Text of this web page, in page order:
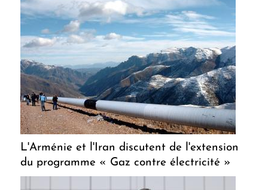
L'Arménie et l'Iran discutent de l'extension
du programme « Gaz contre électricité »